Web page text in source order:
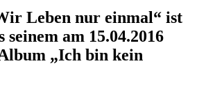
Leben nur einmal“ ist
seinem am 15.04.2016
„Ich bin kein